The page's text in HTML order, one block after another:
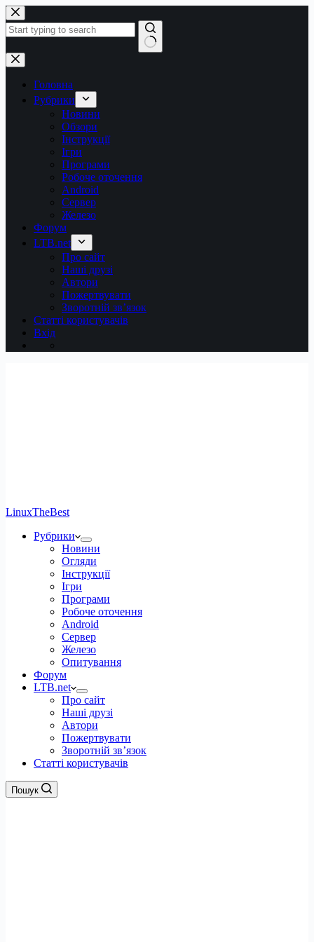
Перейти
до
вмісту
Немає
результатів
Головна
Рубрики
Новини
Обзори
Інструкції
Ігри
Програми
Робоче оточення
Android
Сервер
Железо
Форум
LTB.net
Про сайт
Наші друзі
Автори
Пожертвувати
Зворотній зв’язок
Статті користувачів
Вхід
LinuxTheBest
Рубрики
Новини
Огляди
Інструкції
Ігри
Програми
Робоче оточення
Android
Сервер
Железо
Опитування
Форум
LTB.net
Про сайт
Наші друзі
Автори
Пожертвувати
Зворотній зв’язок
Статті користувачів
Пошук